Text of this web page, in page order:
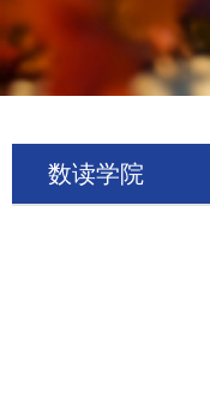
数读学院